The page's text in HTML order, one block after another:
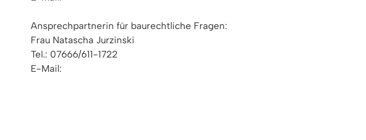
Ansprechpartnerin für baurechtliche Fragen:
Frau Natascha Jurzinski
Tel.: 07666/611-1722
E-Mail: